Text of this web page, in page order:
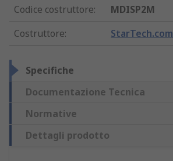
Codice costruttore:
MDISP2M
Costruttore: StarTech.com
Specifiche
Documentazione Tecnica
Normative
Dettagli prodotto